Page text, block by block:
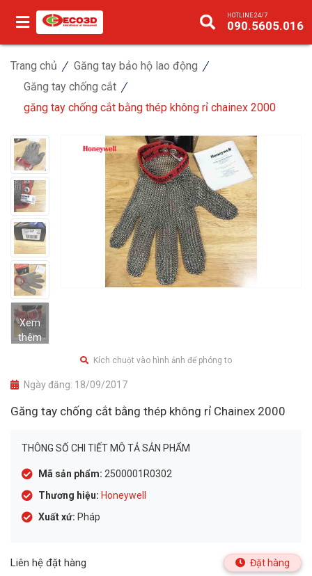
HOTLINE 24/7
090.5605.016
Trang chủ
Găng tay bảo hộ lao động
Găng tay chống cắt
găng tay chống cắt bằng thép không rỉ chainex 2000
Xem
thêm
Kích chuột vào hình ảnh để phóng to
Ngày đăng: 18/09/2017
Găng tay chống cắt bằng thép không rỉ Chainex 2000
THÔNG SỐ CHI TIẾT MÔ TẢ SẢN PHẨM
Mã sản phẩm: 2500001R0302
Thương hiệu: Honeywell
Xuất xứ: Pháp
Liên hệ đặt hàng Đặt hàng